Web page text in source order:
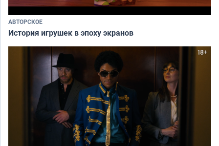
АВТОРСКОЕ
История игрушек в эпоху экранов